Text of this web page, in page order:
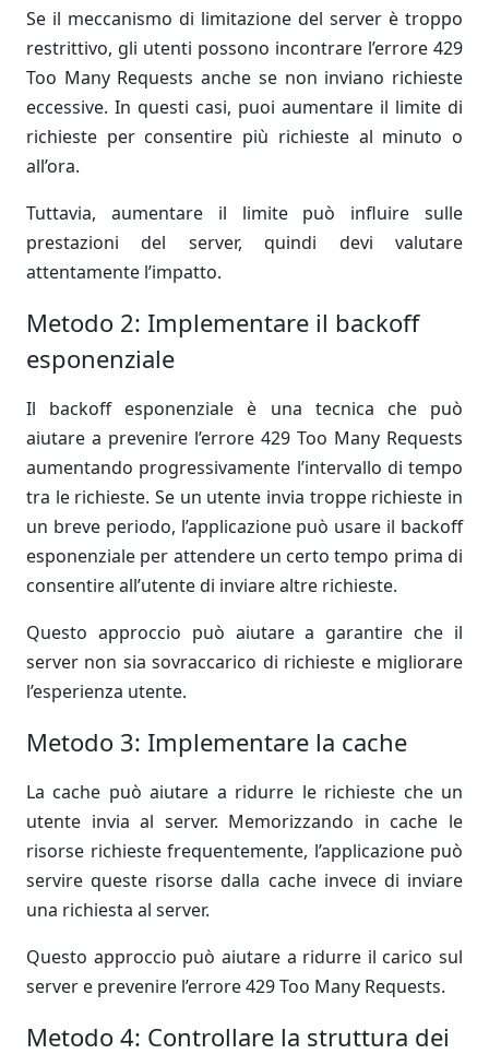
Se il meccanismo di limitazione del server è troppo
restrittivo, gli utenti possono incontrare l’errore 429
Too Many Requests anche se non inviano richieste
eccessive. In questi casi, puoi aumentare il limite di
richieste per consentire più richieste al minuto o
all’ora.
Tuttavia, aumentare il limite può influire sulle
prestazioni del server, quindi devi valutare
attentamente l’impatto.
Metodo 2: Implementare il backoff
esponenziale
Il backoff esponenziale è una tecnica che può
aiutare a prevenire l’errore 429 Too Many Requests
aumentando progressivamente l’intervallo di tempo
tra le richieste. Se un utente invia troppe richieste in
un breve periodo, l’applicazione può usare il backoff
esponenziale per attendere un certo tempo prima di
consentire all’utente di inviare altre richieste.
Questo approccio può aiutare a garantire che il
server non sia sovraccarico di richieste e migliorare
l’esperienza utente.
Metodo 3: Implementare la cache
La cache può aiutare a ridurre le richieste che un
utente invia al server. Memorizzando in cache le
risorse richieste frequentemente, l’applicazione può
servire queste risorse dalla cache invece di inviare
una richiesta al server.
Questo approccio può aiutare a ridurre il carico sul
server e prevenire l’errore 429 Too Many Requests.
Metodo 4: Controllare la struttura dei